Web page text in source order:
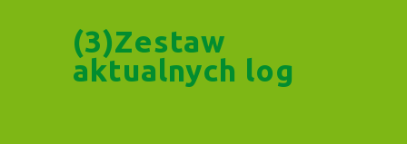
(3)Zestaw
aktualnych log